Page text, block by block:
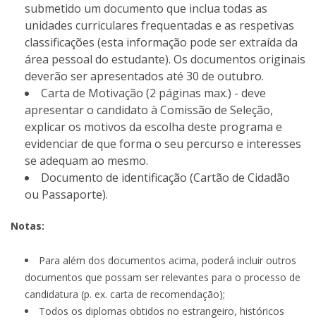
submetido um documento que inclua todas as
unidades curriculares frequentadas e as respetivas
classificações (esta informação pode ser extraída da
área pessoal do estudante). Os documentos originais
deverão ser apresentados até 30 de outubro.
Carta de Motivação (2 páginas max.) - deve
apresentar o candidato à Comissão de Seleção,
explicar os motivos da escolha deste programa e
evidenciar de que forma o seu percurso e interesses
se adequam ao mesmo.
Documento de identificação (Cartão de Cidadão
ou Passaporte).
Notas:
Para além dos documentos acima, poderá incluir outros
documentos que possam ser relevantes para o processo de
candidatura (p. ex. carta de recomendação);
Todos os diplomas obtidos no estrangeiro, históricos